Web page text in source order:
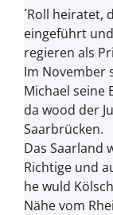
´Roll heiratet,
eingeführt
regieren als
Im November
Michael seine
da wood der
Saarbrücken.
Das Saarland
Richtige und
he wuld
Nähe vom